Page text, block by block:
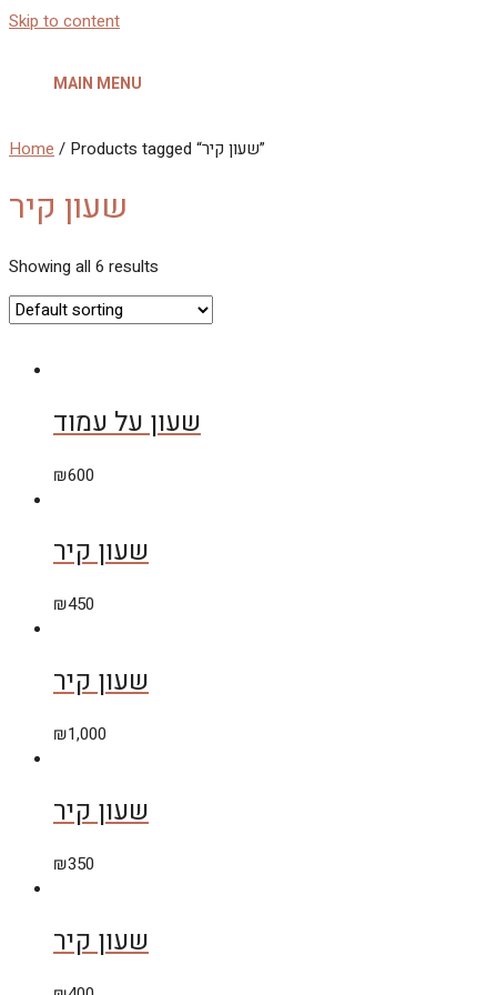
Skip to content
MAIN MENU
Home / Products tagged “שעון קיר”
שעון קיר
Showing all 6 results
שעון על עמוד
₪600
שעון קיר
₪450
שעון קיר
₪1,000
שעון קיר
₪350
שעון קיר